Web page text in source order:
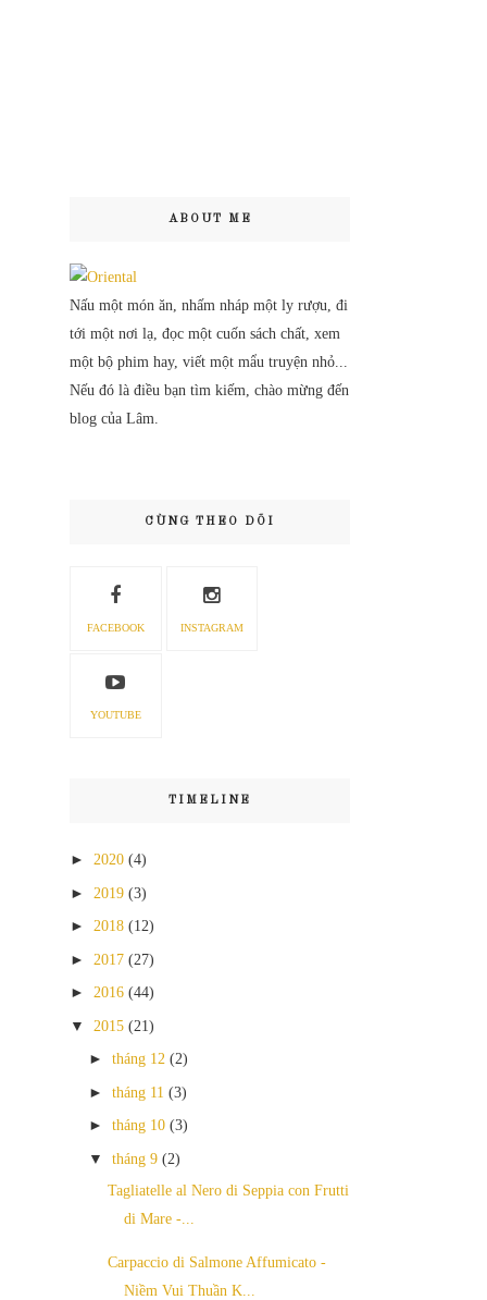
ABOUT ME
Nấu một món ăn, nhấm nháp một ly rượu, đi
tới một nơi lạ, đọc một cuốn sách chất, xem
một bộ phim hay, viết một mẩu truyện nhỏ...
Nếu đó là điều bạn tìm kiếm, chào mừng đến
blog của Lâm.
CÙNG THEO DÕI
FACEBOOK INSTAGRAM
YOUTUBE
TIMELINE
► 2020 (4)
► 2019 (3)
► 2018 (12)
► 2017 (27)
► 2016 (44)
▼ 2015 (21)
► tháng 12 (2)
► tháng 11 (3)
► tháng 10 (3)
▼ tháng 9 (2)
Tagliatelle al Nero di Seppia con Frutti
di Mare -...
Carpaccio di Salmone Affumicato -
Niềm Vui Thuần K...